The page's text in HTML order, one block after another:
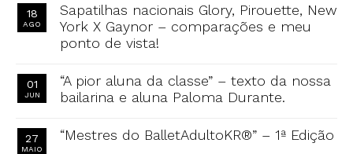
18
AGO
Sapatilhas nacionais Glory, Pirouette, New
York X Gaynor – comparações e meu
ponto de vista!
01
JUN
“A pior aluna da classe” – texto da nossa
bailarina e aluna Paloma Durante.
27
MAIO
“Mestres do BalletAdultoKR®” – 1ª Edição